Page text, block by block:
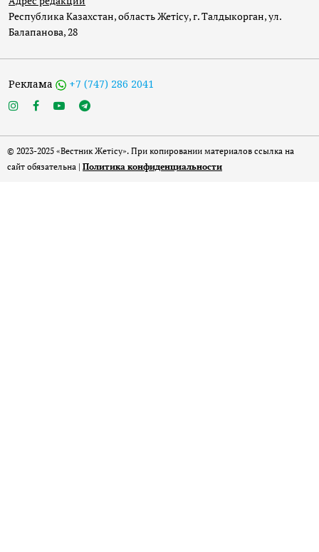
Республика Казахстан, область Жетісу, г. Талдыкорган, ул.
Балапанова, 28
Реклама +7 (747) 286 2041
© 2023-2025 «Вестник Жетісу». При копировании материалов ссылка на
сайт обязательна | Политика конфиденциальности